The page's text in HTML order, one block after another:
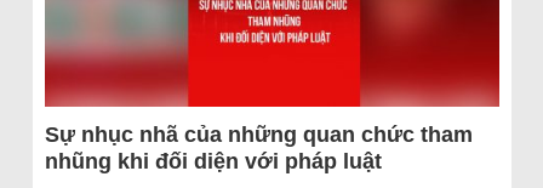
Sự nhục nhã của những quan chức tham
nhũng khi đối diện với pháp luật